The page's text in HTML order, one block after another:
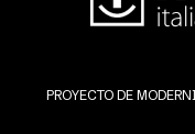
PROYECTO DE